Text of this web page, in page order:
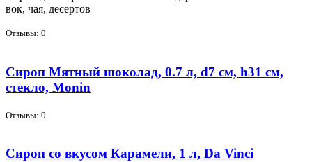
вок, чая, де­сер­тов
Отзывы: 0
Сироп Мятный шоколад, 0.7 л, d7 см, h31 см,
стекло, Monin
Отзывы: 0
Сироп со вкусом Карамели, 1 л, Da Vinci